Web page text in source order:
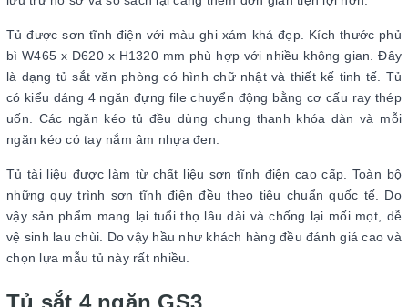
Tủ được sơn tĩnh điện với màu ghi xám khá đẹp. Kích thước phủ
bì W465 x D620 x H1320 mm phù hợp với nhiều không gian. Đây
là dạng tủ sắt văn phòng có hình chữ nhật và thiết kế tinh tế. Tủ
có kiểu dáng 4 ngăn đựng file chuyển động bằng cơ cấu ray thép
uốn. Các ngăn kéo tủ đều dùng chung thanh khóa dàn và mỗi
ngăn kéo có tay nắm âm nhựa đen.
Tủ tài liệu được làm từ chất liệu sơn tĩnh điện cao cấp. Toàn bộ
những quy trình sơn tĩnh điện đều theo tiêu chuẩn quốc tế. Do
vậy sản phẩm mang lại tuổi thọ lâu dài và chống lại mối mọt, dễ
vệ sinh lau chùi. Do vậy hầu như khách hàng đều đánh giá cao và
chọn lựa mẫu tủ này rất nhiều.
Tủ sắt 4 ngăn GS3